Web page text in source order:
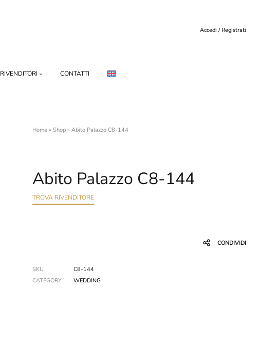
Accedi / Registrati
RIVENDITORI CONTATTI
Home» Shop» Abito Palazzo C8-144
Abito Palazzo C8-144
TROVA RIVENDITORE
CONDIVIDI
SKU
C8-144
CATEGORY
WEDDING